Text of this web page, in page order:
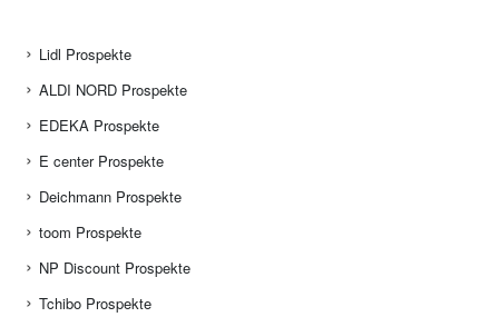
Lidl Prospekte
ALDI NORD Prospekte
EDEKA Prospekte
E center Prospekte
Deichmann Prospekte
toom Prospekte
NP Discount Prospekte
Tchibo Prospekte